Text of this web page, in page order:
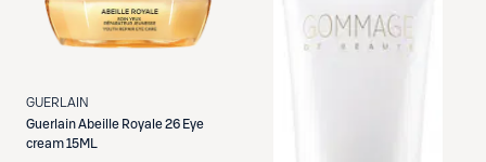
GUERLAIN
GuerlainAbeille Royale 26 Eye
cream 15ML